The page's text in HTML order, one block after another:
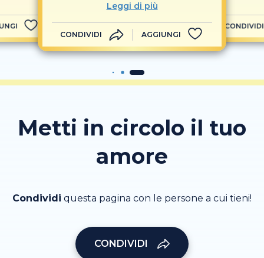
Leggi di più
CONDIVIDI AGGIUNGI
CONDIVIDI
Metti in circolo il tuo
amore
Condividi questa pagina con le persone a cui tieni!
CONDIVIDI